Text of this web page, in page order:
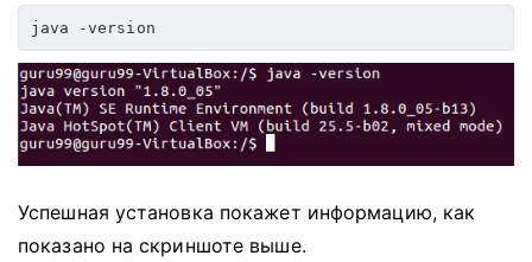
java -version
Успешная установка покажет информацию, как
показано на скриншоте выше.